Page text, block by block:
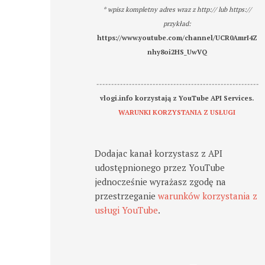
* wpisz kompletny adres wraz z http:// lub https://
przykład:
https://www.youtube.com/channel/UCR0AmrI4Z
nhy8oi2HS_UwVQ
-------------------------------------------------------
vlogi.info korzystają z YouTube API Services.
WARUNKI KORZYSTANIA Z USŁUGI
Dodajac kanał korzystasz z API
udostępnionego przez YouTube
jednocześnie wyrażasz zgodę na
przestrzeganiewarunków korzystania z
usługi YouTube.